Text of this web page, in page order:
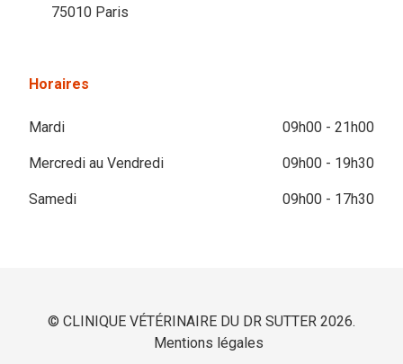
75010 Paris
Horaires
Mardi 09h00 - 21h00
Mercredi au Vendredi 09h00 - 19h30
Samedi 09h00 - 17h30
© CLINIQUE VÉTÉRINAIRE DU DR SUTTER 2026.
Mentions légales